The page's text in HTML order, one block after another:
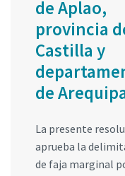
de Aplao,
provincia
Castilla y
de
La presente
aprueba la
de faja marginal